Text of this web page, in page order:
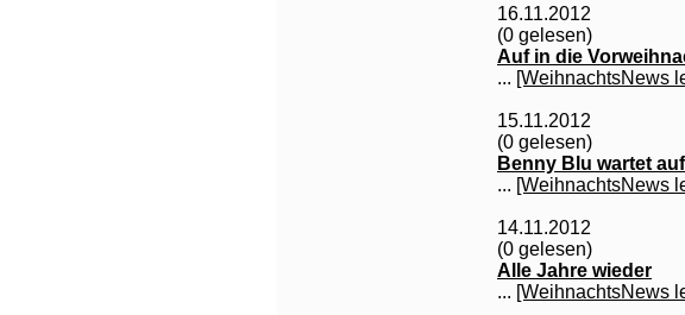
16.11.2012
(0 gelesen)
Auf in die
... [WeihnachtsNews
15.11.2012
(0 gelesen)
Benny Blu wartet
... [WeihnachtsNews
14.11.2012
(0 gelesen)
Alle Jahre wieder
... [WeihnachtsNews